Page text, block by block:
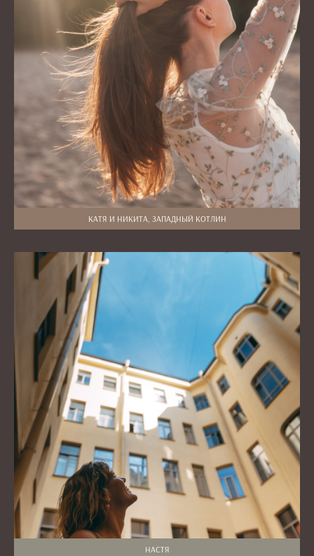
КАТЯ И НИКИТА, ЗАПАДНЫЙ КОТЛИН
НАСТЯ